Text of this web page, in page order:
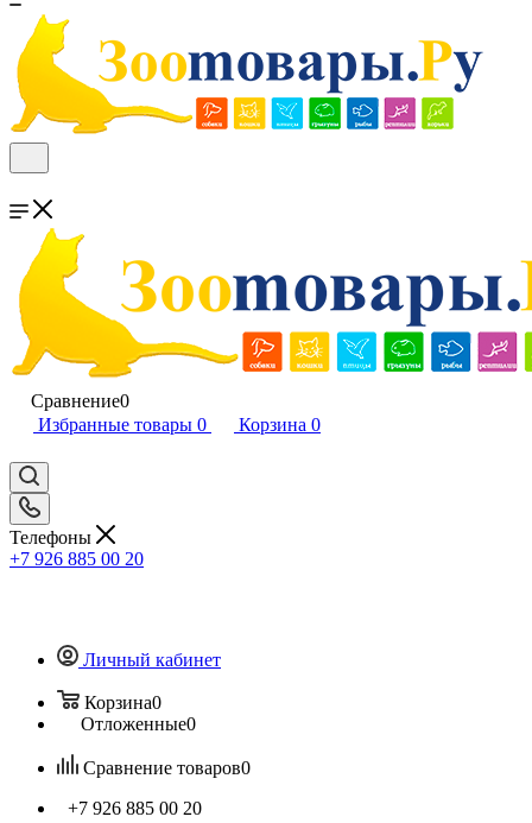
Сравнение0
Избранные товары 0 Корзина 0
Телефоны
+7 926 885 00 20
Личный кабинет
Корзина0
Отложенные0
Сравнение товаров0
+7 926 885 00 20